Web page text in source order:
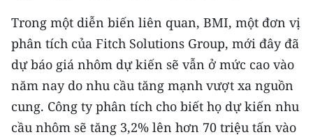
Đồng bằng sông Hồng
Bắc Trung Bộ
Duyên hải Nam Trung Bộ và Tây
Nguyên
Trong một diễn biến liên quan, BMI, một đơn vị
phân tích của Fitch Solutions Group, mới đây đã
dự báo giá nhôm dự kiến sẽ vẫn ở mức cao vào
năm nay do nhu cầu tăng mạnh vượt xa nguồn
cung. Công ty phân tích cho biết họ dự kiến nhu
cầu nhôm sẽ tăng 3,2% lên hơn 70 triệu tấn vào